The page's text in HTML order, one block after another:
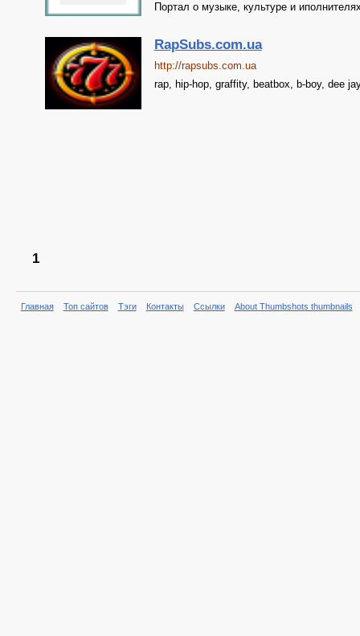
Портал о музыке, культуре и
RapSubs.com.ua
http://rapsubs.com.ua
rap, hip-hop, graffity, beatbox, b-boy, dee
1
Главная Топ сайтов Тэги Контакты Ссылки About Thumbshots thumbnails